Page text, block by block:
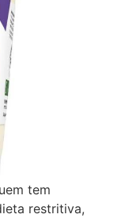
tem
restritiva,